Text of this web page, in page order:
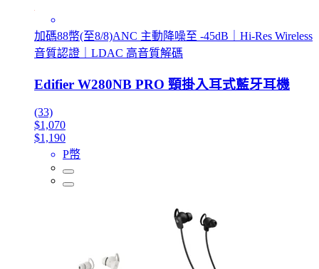
加碼88幣(至8/8)ANC 主動降噪至 -45dB｜Hi-Res Wireless
音質認證｜LDAC 高音質解碼
Edifier W280NB PRO 頸掛入耳式藍牙耳機
(33)
$1,070
$1,190
P幣